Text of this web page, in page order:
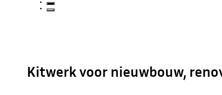
Kitwerk voor nieuwbouw,